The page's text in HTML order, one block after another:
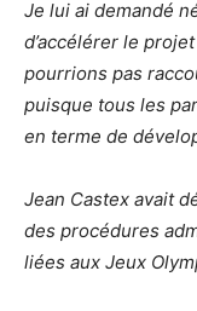
Je lui ai demandé
d’accélérer le
pourrions pas
puisque tous les
en terme de
Jean Castex avait
des procédures
liées aux Jeux